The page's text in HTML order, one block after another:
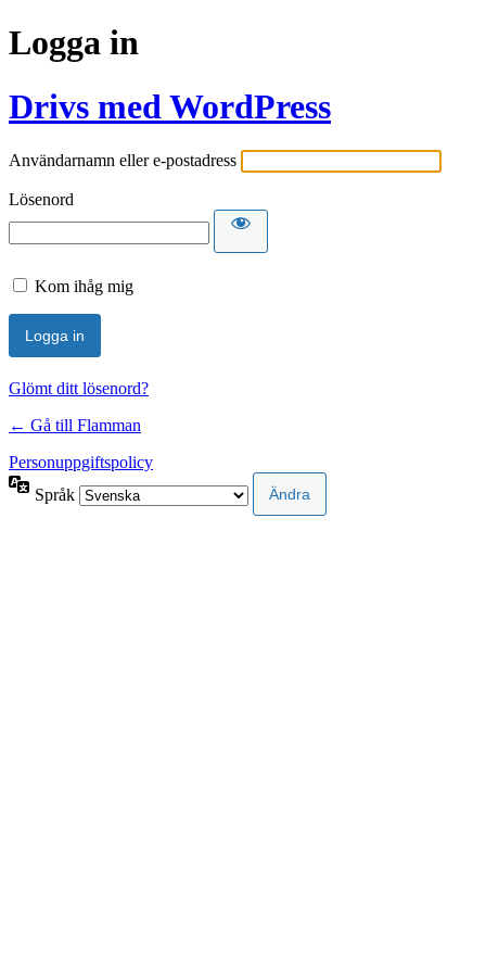
Logga in
Drivs med WordPress
Användarnamn eller e-postadress
Lösenord
Kom ihåg mig
Glömt ditt lösenord?
← Gå till Flamman
Personuppgiftspolicy
Språk